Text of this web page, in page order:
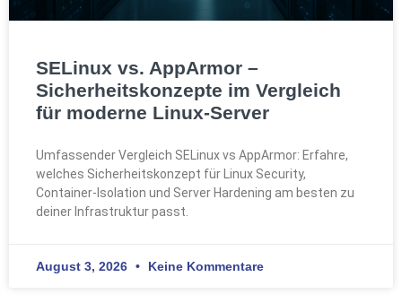
SELinux vs. AppArmor –
Sicherheitskonzepte im Vergleich
für moderne Linux-Server
Umfassender Vergleich SELinux vs AppArmor: Erfahre,
welches Sicherheitskonzept für Linux Security,
Container-Isolation und Server Hardening am besten zu
deiner Infrastruktur passt.
August 3, 2026 Keine Kommentare